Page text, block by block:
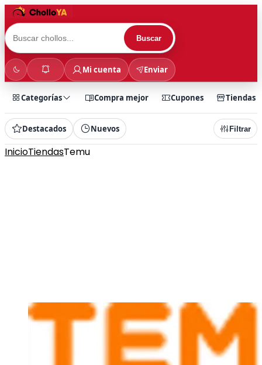
Buscar
Mi cuenta Enviar
Categorías Compra mejor Cupones Tiendas
Destacados Nuevos Filtrar
InicioTiendasTemu